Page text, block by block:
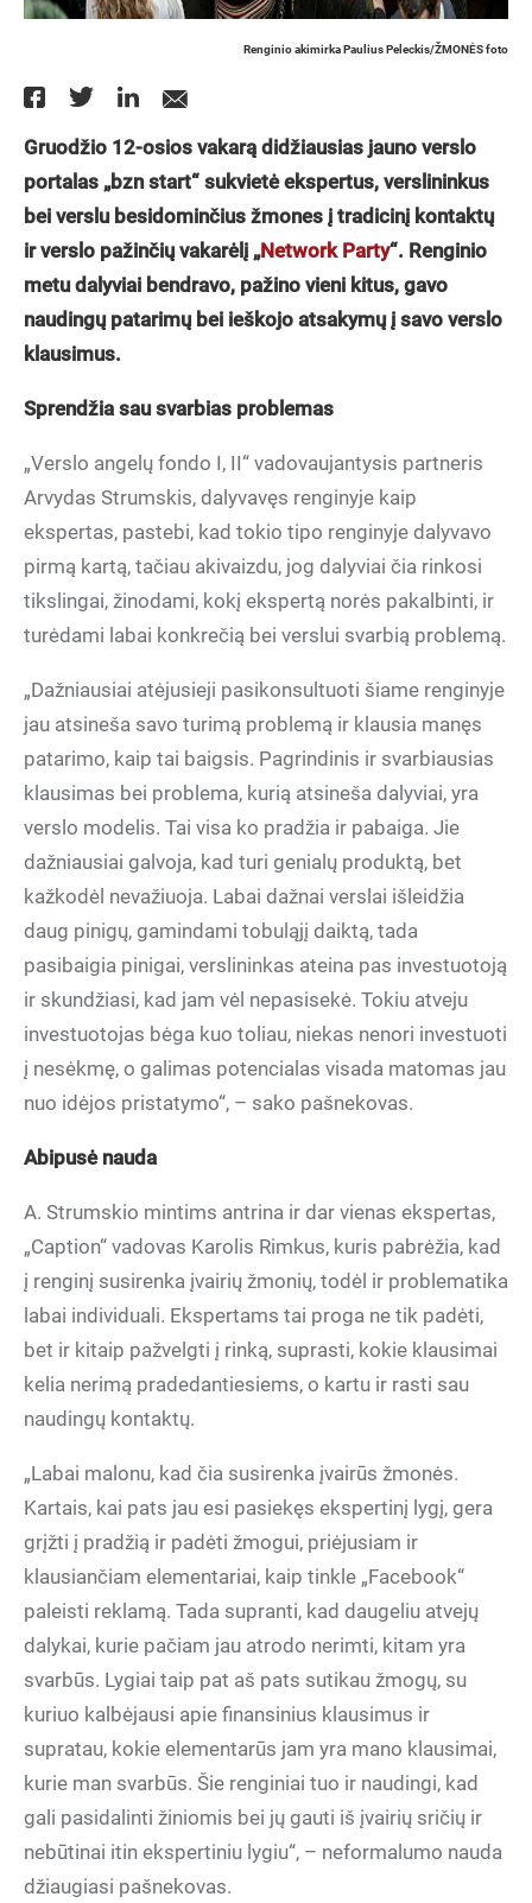
Renginio akimirka Paulius Peleckis/ŽMONĖS foto
Gruodžio 12-osios vakarą didžiausias jauno verslo
portalas „bzn start“ sukvietė ekspertus, verslininkus
bei verslu besidominčius žmones į tradicinį kontaktų
ir verslo pažinčių vakarėlį „Network Party“. Renginio
metu dalyviai bendravo, pažino vieni kitus, gavo
naudingų patarimų bei ieškojo atsakymų į savo verslo
klausimus.
Sprendžia sau svarbias problemas
„Verslo angelų fondo I, II“ vadovaujantysis partneris
Arvydas Strumskis, dalyvavęs renginyje kaip
ekspertas, pastebi, kad tokio tipo renginyje dalyvavo
pirmą kartą, tačiau akivaizdu, jog dalyviai čia rinkosi
tikslingai, žinodami, kokį ekspertą norės pakalbinti, ir
turėdami labai konkrečią bei verslui svarbią problemą.
„Dažniausiai atėjusieji pasikonsultuoti šiame renginyje
jau atsineša savo turimą problemą ir klausia manęs
patarimo, kaip tai baigsis. Pagrindinis ir svarbiausias
klausimas bei problema, kurią atsineša dalyviai, yra
verslo modelis. Tai visa ko pradžia ir pabaiga. Jie
dažniausiai galvoja, kad turi genialų produktą, bet
kažkodėl nevažiuoja. Labai dažnai verslai išleidžia
daug pinigų, gamindami tobuląjį daiktą, tada
pasibaigia pinigai, verslininkas ateina pas investuotoją
ir skundžiasi, kad jam vėl nepasisekė. Tokiu atveju
investuotojas bėga kuo toliau, niekas nenori investuoti
į nesėkmę, o galimas potencialas visada matomas jau
nuo idėjos pristatymo“, – sako pašnekovas.
Abipusė nauda
A. Strumskio mintims antrina ir dar vienas ekspertas,
„Caption“ vadovas Karolis Rimkus, kuris pabrėžia, kad
į renginį susirenka įvairių žmonių, todėl ir problematika
labai individuali. Ekspertams tai proga ne tik padėti,
bet ir kitaip pažvelgti į rinką, suprasti, kokie klausimai
kelia nerimą pradedantiesiems, o kartu ir rasti sau
naudingų kontaktų.
„Labai malonu, kad čia susirenka įvairūs žmonės.
Kartais, kai pats jau esi pasiekęs ekspertinį lygį, gera
grįžti į pradžią ir padėti žmogui, priėjusiam ir
klausiančiam elementariai, kaip tinkle „Facebook“
paleisti reklamą. Tada supranti, kad daugeliu atvejų
dalykai, kurie pačiam jau atrodo nerimti, kitam yra
svarbūs. Lygiai taip pat aš pats sutikau žmogų, su
kuriuo kalbėjausi apie finansinius klausimus ir
supratau, kokie elementarūs jam yra mano klausimai,
kurie man svarbūs. Šie renginiai tuo ir naudingi, kad
gali pasidalinti žiniomis bei jų gauti iš įvairių sričių ir
nebūtinai itin ekspertiniu lygiu“, – neformalumo nauda
džiaugiasi pašnekovas.